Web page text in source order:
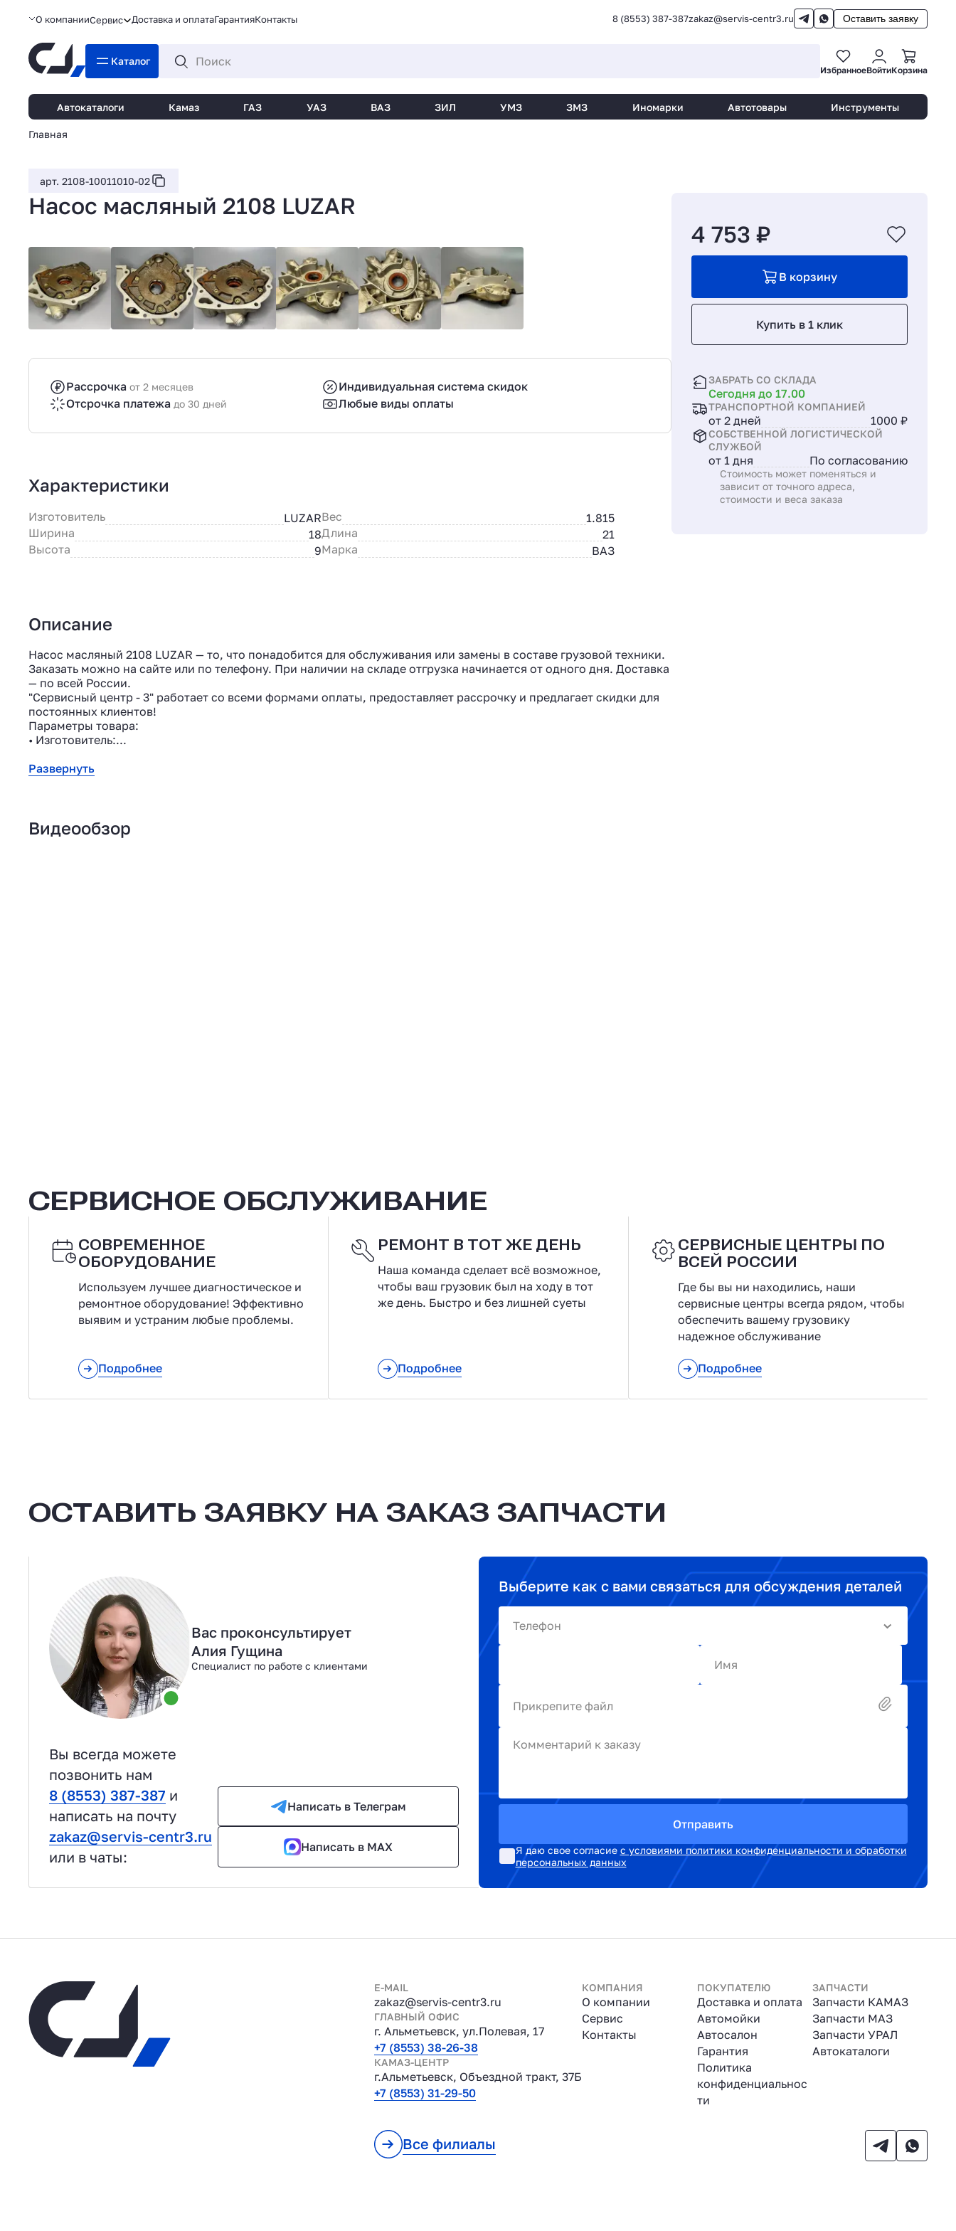
О компанииСервис Доставка и оплатаГарантияКонтакты 8 (8553) 387-387zakaz@servis-centr3.ru Оставить заявку
Каталог
ИзбранноеВойтиКорзина
Автокаталоги Камаз ГАЗ УАЗ ВАЗ ЗИЛ УМЗ ЗМЗ Иномарки Автотовары Инструменты
Главная
арт. 2108-10011010-02
Насос масляный 2108 LUZAR
Рассрочка от 2 месяцев
Индивидуальная система скидок
Отсрочка платежа до 30 дней Любые виды оплаты
Характеристики
Изготовитель LUZARВес
1.815
Ширина
18Длина
21
Высота
9Марка ВАЗ
Описание
Насос масляный 2108 LUZAR — то, что понадобится для обслуживания или замены в составе грузовой техники.
Заказать можно на сайте или по телефону. При наличии на складе отгрузка начинается от одного дня. Доставка
— по всей России.
"Сервисный центр - 3" работает со всеми формами оплаты, предоставляет рассрочку и предлагает скидки для
постоянных клиентов!
Параметры товара:
• Изготовитель:...
Развернуть
Видеообзор
4 753 ₽
В корзину
Купить в 1 клик
ЗАБРАТЬ СО СКЛАДА
Сегодня до 17.00
ТРАНСПОРТНОЙ КОМПАНИЕЙ
от 2 дней 1000 ₽
СОБСТВЕННОЙ ЛОГИСТИЧЕСКОЙ
СЛУЖБОЙ
от 1 дня По согласованию
Стоимость может поменяться и
зависит от точного адреса,
стоимости и веса заказа
СЕРВИСНОЕ ОБСЛУЖИВАНИЕ
СОВРЕМЕННОЕ
ОБОРУДОВАНИЕ
Используем лучшее диагностическое и
ремонтное оборудование! Эффективно
выявим и устраним любые проблемы.
Подробнее
РЕМОНТ В ТОТ ЖЕ ДЕНЬ
Наша команда сделает всё возможное,
чтобы ваш грузовик был на ходу в тот
же день. Быстро и без лишней суеты
Подробнее
СЕРВИСНЫЕ ЦЕНТРЫ ПО
ВСЕЙ РОССИИ
Где бы вы ни находились, наши
сервисные центры всегда рядом, чтобы
обеспечить вашему грузовику
надежное обслуживание
Подробнее
ОСТАВИТЬ ЗАЯВКУ НА ЗАКАЗ ЗАПЧАСТИ
Вас проконсультирует
Алия Гущина
Специалист по работе с клиентами
Вы всегда можете
позвонить нам
8 (8553) 387-387 и
написать на почту
zakaz@servis-centr3.ru
или в чаты:
Написать в Телеграм
Написать в MAX
Выберите как с вами связаться для обсуждения деталей
Телефон
Имя
Прикрепите файл
Комментарий к заказу
Отправить
Я даю свое согласие с условиями политики конфиденциальности и обработки
персональных данных
E-MAIL
zakaz@servis-centr3.ru
ГЛАВНЫЙ ОФИС
г. Альметьевск, ул.Полевая, 17
+7 (8553) 38-26-38
КАМАЗ-ЦЕНТР
г.Альметьевск, Объездной тракт, 37Б
+7 (8553) 31-29-50
Все филиалы
КОМПАНИЯ
О компании
Сервис
Контакты
ПОКУПАТЕЛЮ
Доставка и оплата
Автомойки
Автосалон
Гарантия
Политика
конфиденциальнос
ти
ЗАПЧАСТИ
Запчасти КАМАЗ
Запчасти МАЗ
Запчасти УРАЛ
Автокаталоги